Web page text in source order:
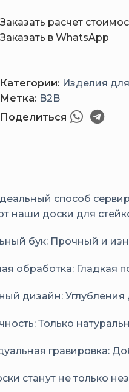
Заказать расчет
Заказать в WhatsApp
Категории: Изделия
Метка: B2B
Поделиться
способ
наши доски для
бук: Прочный и
обработка: Гладкая
дизайн:
Только
гравировка:
станут не только